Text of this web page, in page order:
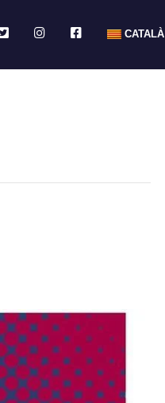
TWITTERINSTAGRAMFACEBOOKCATALÀ